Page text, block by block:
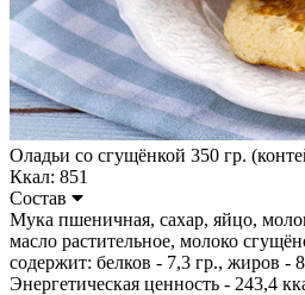
Оладьи со сгущёнкой 350 гр.
Ккал: 851
Состав
Мука пшеничная, сахар, яйцо,
масло растительное, молоко
содержит: белков - 7,3 гр., жиров -
Энергетическая ценность - 243,4